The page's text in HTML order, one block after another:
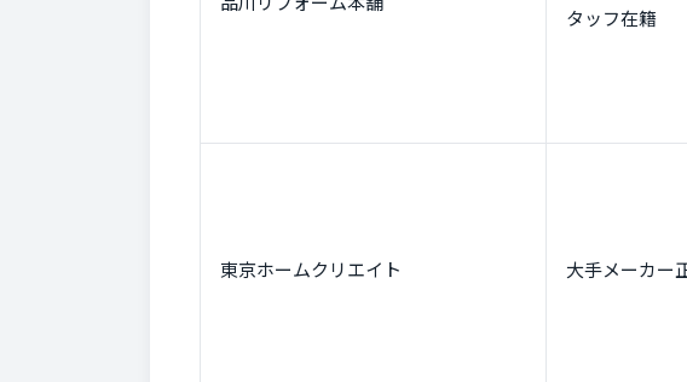
タッフ在籍
東京ホームクリエイト 大手メーカー